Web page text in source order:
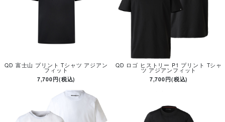
QD 富士山 プリント Tシャツ アジアン
フィット
7,700円(税込)
QD ロゴ ヒストリー P1 プリント Tシャ
ツ アジアンフィット
7,700円(税込)